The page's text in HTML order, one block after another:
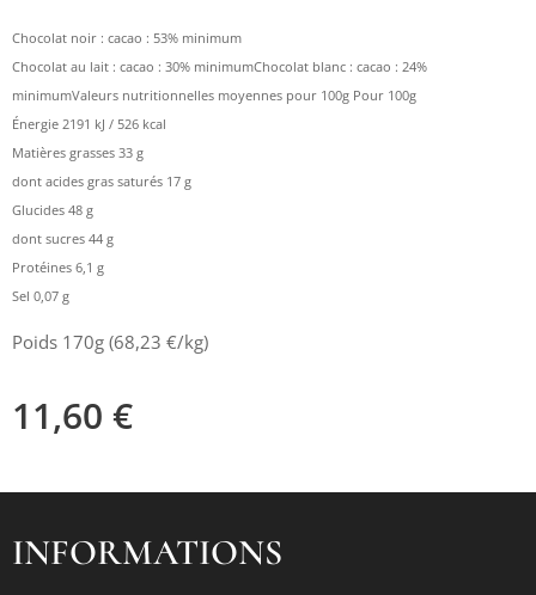
Chocolat noir : cacao : 53% minimum
Chocolat au lait : cacao : 30% minimumChocolat blanc : cacao : 24%
minimumValeurs nutritionnelles moyennes pour 100g Pour 100g
Énergie 2191 kJ / 526 kcal
Matières grasses 33 g
dont acides gras saturés 17 g
Glucides 48 g
dont sucres 44 g
Protéines 6,1 g
Sel 0,07 g
Poids 170g (68,23 €/kg)
11,60 €
INFORMATIONS